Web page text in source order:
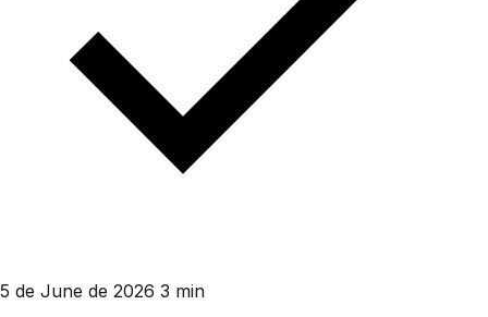
5 de June de 2026 3 min